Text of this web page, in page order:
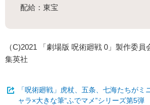
配給：東宝
（C)2021 「劇場版 呪術廻戦 0」製作委
集英社
「呪術廻戦」虎杖、五条、七海たちがミ
ャラ×大きな筆“ふでマメ”シリーズ第5弾